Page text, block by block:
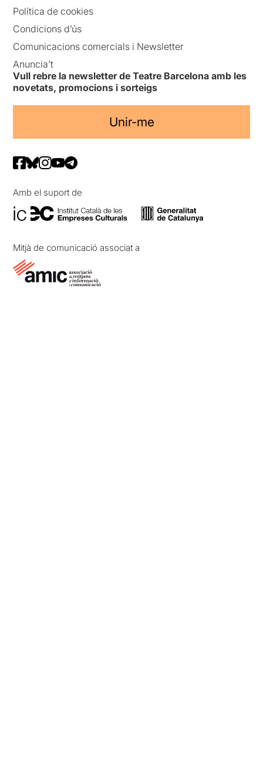
Política de cookies
Condicions d’ús
Comunicacions comercials i Newsletter
Anuncia’t
Vull rebre la newsletter de Teatre Barcelona amb les
novetats, promocions i sorteigs
Unir-me
Amb el suport de
Mitjà de comunicació associat a